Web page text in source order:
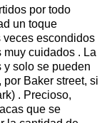
por todo
un toque
veces escondidos
muy cuidados . La
y solo se pueden
Baker street, si
. Precioso,
que se